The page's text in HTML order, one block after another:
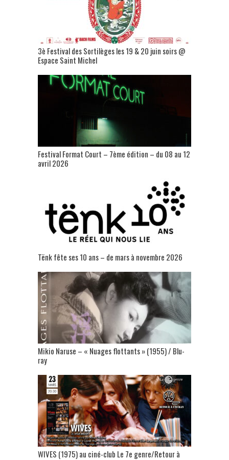
3è Festival des Sortilèges les 19 & 20 juin soirs @
Espace Saint Michel
Festival Format Court – 7ème édition – du 08 au 12
avril 2026
Tënk fête ses 10 ans – de mars à novembre 2026
Mikio Naruse – « Nuages flottants » (1955) / Blu-
ray
WIVES (1975) au ciné-club Le 7e genre/Retour à